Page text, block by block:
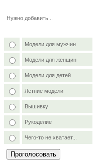
Нужно добавить...
Модели для мужчин
Модели для женщин
Модели для детей
Летние модели
Вышивку
Рукоделие
Чего-то не хватает...